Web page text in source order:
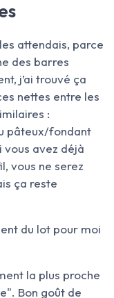
attendais, parce
des barres
j’ai trouvé ça
nettes entre les
:
pâteux/fondant
vous avez déjà
vous ne serez
ça reste
du lot pour moi
la plus proche
Bon goût de